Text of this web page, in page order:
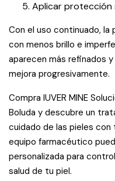
Aplicar protección
Con el uso continuado, la
con menos brillo e
aparecen más refinados
mejora progresivamente.
Compra IUVER MINE
Boluda y descubre un
cuidado de las pieles
equipo farmacéutico
personalizada para
salud de tu piel.